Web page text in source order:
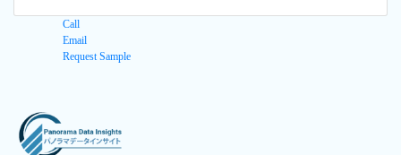
Call
Email
Request Sample